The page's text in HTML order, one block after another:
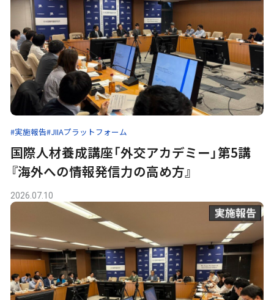
#実施報告#JIIAプラットフォーム
国際人材養成講座「外交アカデミー」第5講
『海外への情報発信力の高め方』
2026.07.10